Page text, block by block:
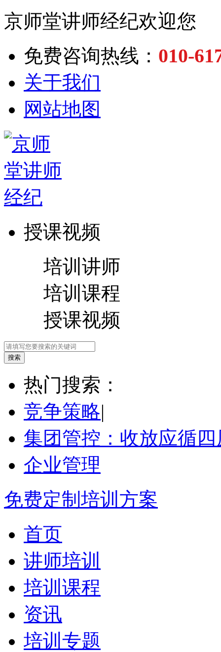
京师堂讲师经纪欢迎您
免费咨询热线： 010-
关于我们
网站地图
授课视频
培训讲师
培训课程
授课视频
热门搜索：
竞争策略|
集团管控：收放应循四
企业管理
免费定制培训方案
首页
讲师培训
培训课程
资讯
培训专题